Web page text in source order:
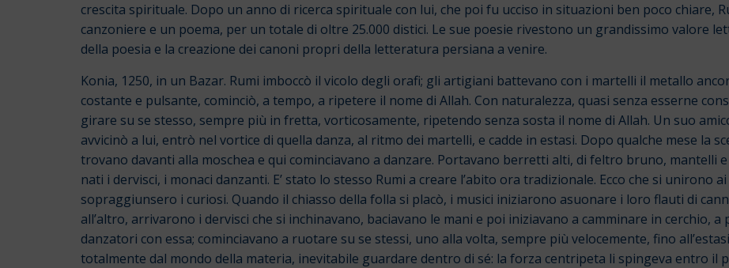
crescita spirituale. Dopo un anno di ricerca spirituale con lui, che poi fu ucciso in situazioni ben poco chiare,
canzoniere e un poema, per un totale di oltre 25.000 distici. Le sue poesie rivestono un grandissimo valore
della poesia e la creazione dei canoni propri della letteratura persiana a venire.
Konia, 1250, in un Bazar. Rumi imboccò il vicolo degli orafi; gli artigiani battevano con i martelli il metallo
costante e pulsante, cominciò, a tempo, a ripetere il nome di Allah. Con naturalezza, quasi senza esserne
girare su se stesso, sempre più in fretta, vorticosamente, ripetendo senza sosta il nome di Allah. Un suo
avvicinò a lui, entrò nel vortice di quella danza, al ritmo dei martelli, e cadde in estasi. Dopo qualche mese la
trovano davanti alla moschea e qui cominciavano a danzare. Portavano berretti alti, di feltro bruno, mantelli
nati i dervisci, i monaci danzanti. E’ stato lo stesso Rumi a creare l’abito ora tradizionale. Ecco che si unirono
sopraggiunsero i curiosi. Quando il chiasso della folla si placò, i musici iniziarono asuonare i loro flauti di
all’altro, arrivarono i dervisci che si inchinavano, baciavano le mani e poi iniziavano a camminare in cerchio, a
danzatori con essa; cominciavano a ruotare su se stessi, uno alla volta, sempre più velocemente, fino
totalmente dal mondo della materia, inevitabile guardare dentro di sé: la forza centripeta li spingeva entro il